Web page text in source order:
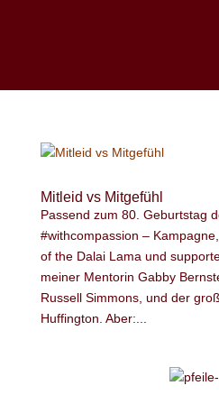
Mitleid vs Mitgefühl
Passend zum 80. Geburtstag
#withcompassion –
of the Dalai Lama und
meiner Mentorin Gabby
Russell Simmons, und der
Huffington. Aber:...